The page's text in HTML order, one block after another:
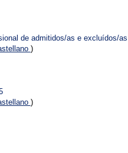
de admitidos/as e excluídos/
)
)